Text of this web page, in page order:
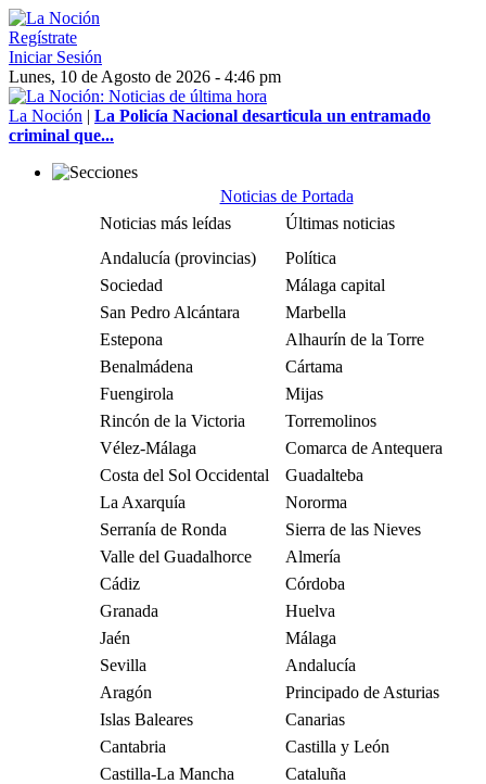
Regístrate
Iniciar Sesión
Lunes, 10 de Agosto de 2026 - 4:46 pm
La Noción | La Policía Nacional desarticula un entramado
criminal que...
Noticias de Portada
Noticias más leídas
Últimas noticias
Andalucía (provincias)
Política
Sociedad
Málaga capital
San Pedro Alcántara
Marbella
Estepona
Alhaurín de la Torre
Benalmádena
Cártama
Fuengirola
Mijas
Rincón de la Victoria
Torremolinos
Vélez-Málaga
Comarca de Antequera
Costa del Sol Occidental
Guadalteba
La Axarquía
Nororma
Serranía de Ronda
Sierra de las Nieves
Valle del Guadalhorce
Almería
Cádiz
Córdoba
Granada
Huelva
Jaén
Málaga
Sevilla
Andalucía
Aragón
Principado de Asturias
Islas Baleares
Canarias
Cantabria
Castilla y León
Castilla-La Mancha
Cataluña